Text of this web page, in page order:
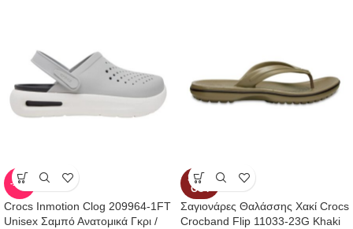
-13%
Crocs Inmotion Clog 209964-1FT
Unisex Σαμπό Ανατομικά Γκρι /
SOLD
OUT
Σαγιονάρες Θαλάσσης Χακί Crocs
Crocband Flip 11033-23G Khaki